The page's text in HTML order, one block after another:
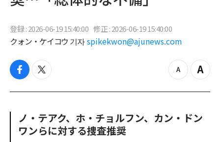
登録 : 2026-06-19 15:40:00 修正 : 2026-06-19 15:40:00
クォン・ケイコウ 기자 spikekwon@ajunews.com
f
c
o
o
t
i
e
r
z
o
u
Z
o
n
ノ・テアク、ホ・チョルフン、カン・ドン
ワンらに対する捜査推奨